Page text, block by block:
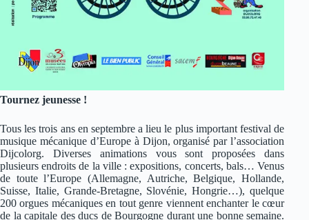
Tournez jeunesse !
Tous les trois ans en septembre a lieu le plus important festival de
musique mécanique d’Europe à Dijon, organisé par l’association
Dijcolorg. Diverses animations vous sont proposées dans
plusieurs endroits de la ville : expositions, concerts, bals… Venus
de toute l’Europe (Allemagne, Autriche, Belgique, Hollande,
Suisse, Italie, Grande-Bretagne, Slovénie, Hongrie…), quelque
200 orgues mécaniques en tout genre viennent enchanter le cœur
de la capitale des ducs de Bourgogne durant une bonne semaine.